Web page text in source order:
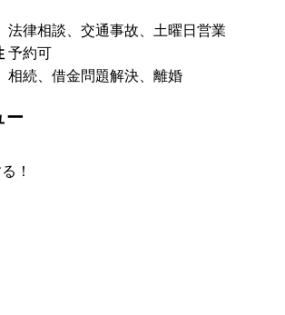
法律相談、交通事故、土曜日営業
予約可
相続、借金問題解決、離婚
ー
！